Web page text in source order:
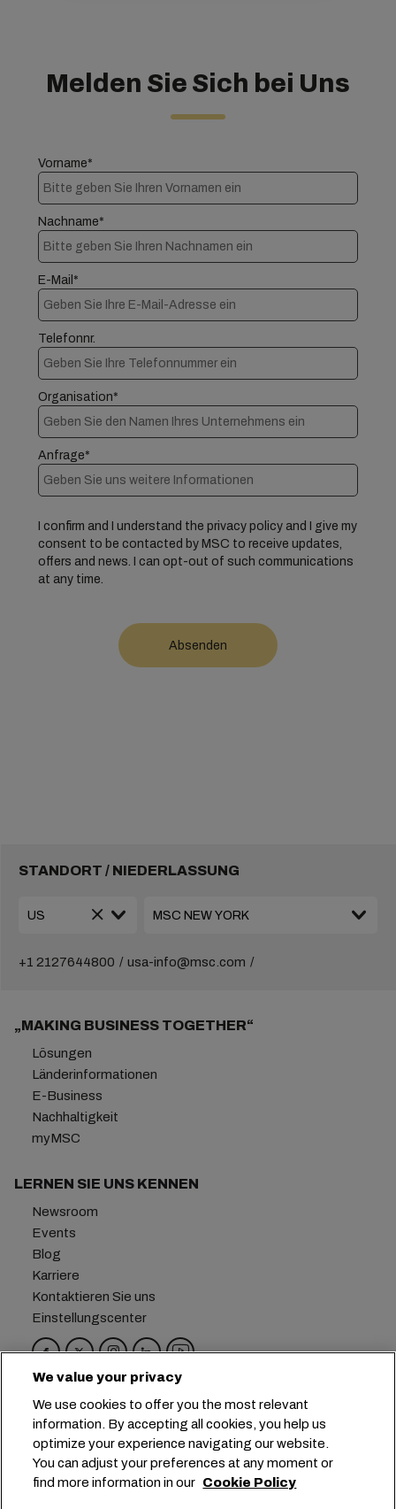
Melden Sie Sich bei Uns
Vorname*
Nachname*
E-Mail*
Telefonnr.
Organisation*
Anfrage*
I confirm and I understand the privacy policy and I give my
consent to be contacted by MSC to receive updates,
offers and news. I can opt-out of such communications
at any time.
STANDORT / NIEDERLASSUNG
+1 2127644800 usa-info@msc.com
„MAKING BUSINESS TOGETHER“
Lösungen
Länderinformationen
E-Business
Nachhaltigkeit
myMSC
LERNEN SIE UNS KENNEN
Newsroom
Events
Blog
Karriere
Kontaktieren Sie uns
Einstellungscenter
Hauptsitz: +41 227038888
info@msc.com
Chemin Rieu 12, 1208 Geneva
Switzerland
Cookie-Einstellungen
Datenprivatsphäre
Antrag auf persönliche Daten
We value your privacy
We use cookies to offer you the most relevant
information. By accepting all cookies, you help us
optimize your experience navigating our website.
You can adjust your preferences at any moment or
find more information in our Cookie Policy